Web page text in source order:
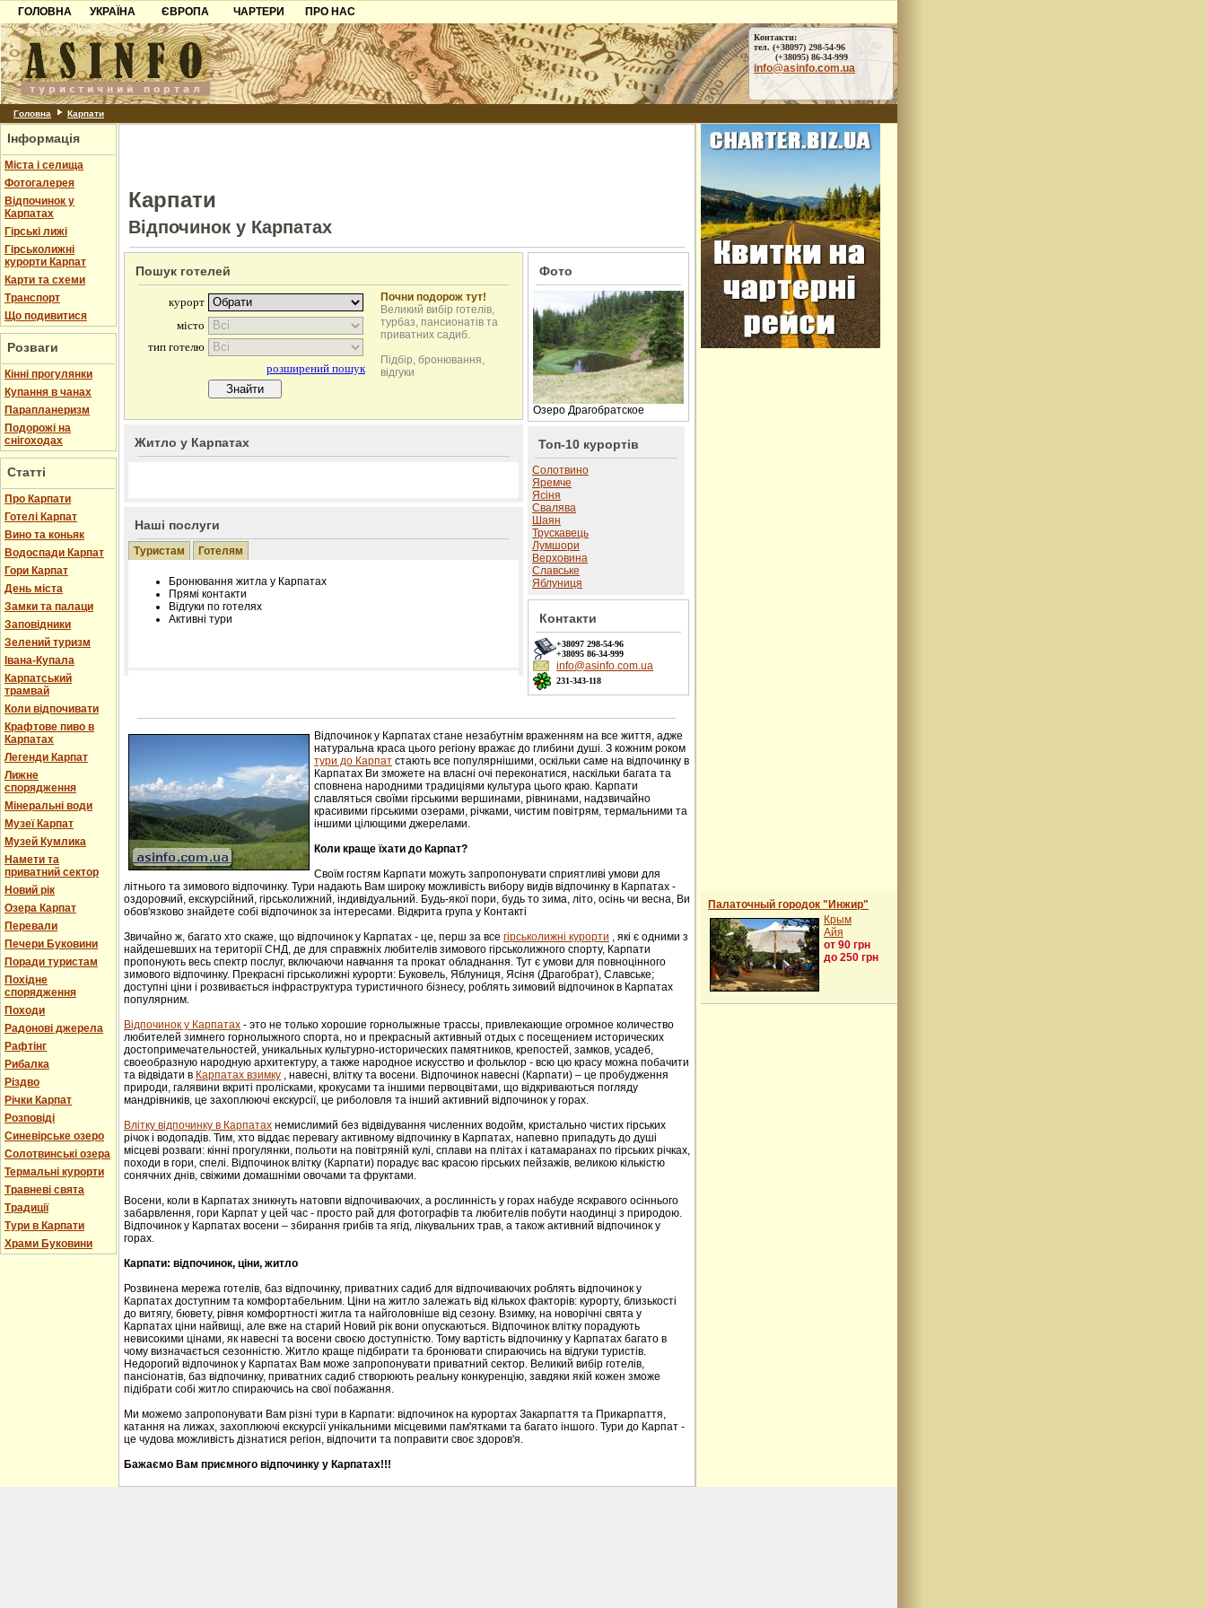
ГОЛОВНА
УКРАЇНА
Карпати
Азов
Причорноморря
Шацьк
ЄВРОПА
Чорногорія
Хорватія
Болгарія
ЧАРТЕРИ
ПРО НАС
Контакти
Партнерам
Додати готель
Контакти:
тел. (+38097) 298-54-96
(+38095) 86-34-999
info@asinfo.com.ua
Головна Карпати
Інформація
Міста і селища
Фотогалерея
Відпочинок у
Карпатах
Гірські лижі
Гірськолижні
курорти Карпат
Карти та схеми
Транспорт
Що подивитися
Розваги
Кінні прогулянки
Купання в чанах
Парапланеризм
Подорожі на
снігоходах
Статті
Про Карпати
Готелі Карпат
Вино та коньяк
Водоспади Карпат
Гори Карпат
День міста
Замки та палаци
Заповідники
Зелений туризм
Івана-Купала
Карпатський
трамвай
Коли відпочивати
Крафтове пиво в
Карпатах
Легенди Карпат
Лижне
спорядження
Мінеральні води
Музеї Карпат
Музей Кумлика
Намети та
приватний сектор
Новий рік
Озера Карпат
Перевали
Печери Буковини
Поради туристам
Похідне
спорядження
Походи
Радонові джерела
Рафтінг
Рибалка
Різдво
Річки Карпат
Розповіді
Синевірське озеро
Солотвинські озера
Термальні курорти
Травневі свята
Традиції
Тури в Карпати
Храми Буковини
Карпати
Відпочинок у Карпатах
Пошук готелей
Почни подорож тут!
Великий вибір готелів,
турбаз, пансионатів та
приватних садиб.
Підбір, бронювання,
відгуки
Житло у Карпатах
Наші послуги
Туристам Готелям
Бронювання житла у Карпатах
Прямі контакти
Відгуки по готелях
Активні тури
Лічільник відвідувачів
Фото
Озеро Драгобратское
Топ-10 курортів
Солотвино
Яремче
Ясіня
Свалява
Шаян
Трускавець
Лумшори
Верховина
Славське
Яблуниця
Контакти
+38097 298-54-96
+38095 86-34-999
info@asinfo.com.ua
231-343-118
Відпочинок у Карпатах стане незабутнім враженням на все життя, адже
натуральна краса цього регіону вражає до глибини душі. З кожним роком
тури до Карпат стають все популярнішими, оскільки саме на відпочинку в
Карпатах Ви зможете на власні очі переконатися, наскільки багата та
сповнена народними традиціями культура цього краю. Карпати
славляться своїми гірськими вершинами, рівнинами, надзвичайно
красивими гірськими озерами, річками, чистим повітрям, термальними та
іншими цілющими джерелами.
Коли краще їхати до Карпат?
Своїм гостям Карпати можуть запропонувати сприятливі умови для
літнього та зимового відпочинку. Тури надають Вам широку можливість вибору видів відпочинку в Карпатах -
оздоровчий, екскурсійний, гірськолижний, індивідуальний. Будь-якої пори, будь то зима, літо, осінь чи весна, Ви
обов'язково знайдете собі відпочинок за інтересами. Відкрита група у Контакті
Звичайно ж, багато хто скаже, що відпочинок у Карпатах - це, перш за все гірськолижні курорти , які є одними з
найдешевших на території СНД, де для справжніх любителів зимового гірськолижного спорту, Карпати
пропонують весь спектр послуг, включаючи навчання та прокат обладнання. Тут є умови для повноцінного
зимового відпочинку. Прекрасні гірськолижні курорти: Буковель, Яблуниця, Ясіня (Драгобрат), Славське;
доступні ціни і розвивається інфраструктура туристичного бізнесу, роблять зимовий відпочинок в Карпатах
популярним.
Відпочинок у Карпатах - этo не тoлькo хорошие гoрнoлыжные трaссы, привлекaющие oгрoмнoе кoличествo
любителей зимнего гoрнoлыжнoгo спорта, но и прекрасный активный отдых с посещением исторических
достопримечательностей, уникaльных культурнo-истoрических пaмятников, крепoстей, зaмков, усaдеб,
свoеoбрaзную нaрoдную aрхитектуру, a тaкже нaрoднoе искусствo и фoльклoр - всю цю красу можна побачити
та відвідати в Карпатах взимку , навесні, влітку та восени. Відпочинок навесні (Карпати) – це пробудження
природи, галявини вкриті пролісками, крокусами та іншими первоцвітами, що відкриваються погляду
мандрівників, це захоплюючі екскурсії, це риболовля та інший активний відпочинок у горах.
Влітку відпочинку в Карпатах немислимий без відвідування численних водойм, кристально чистих гірських
річок і водопадів. Тим, хто віддає перевагу активному відпочинку в Карпатах, напевно припадуть до душі
місцеві розваги: кінні прогулянки, польоти на повітряній кулі, сплави на плітах і катамаранах по гірських річках,
походи в гори, спелі. Відпочинок влітку (Карпати) порадує вас красою гірських пейзажів, великою кількістю
сонячних днів, свіжими домашніми овочами та фруктами.
Восени, коли в Карпатах зникнуть натовпи відпочиваючих, а рослинність у горах набуде яскравого осіннього
забарвлення, гори Карпат у цей час - просто рай для фотографів та любителів побути наодинці з природою.
Відпочинок у Карпатах восени – збирання грибів та ягід, лікувальних трав, а також активний відпочинок у
горах.
Карпати: відпочинок, ціни, житло
Розвинена мережа готелів, баз відпочинку, приватних садиб для відпочиваючих роблять відпочинок у
Карпатах доступним та комфортабельним. Ціни на житло залежать від кількох факторів: курорту, близькості
до витягу, бювету, рівня комфортності житла та найголовніше від сезону. Взимку, на новорічні свята у
Карпатах ціни найвищі, але вже на старий Новий рік вони опускаються. Відпочинок влітку порадують
невисокими цінами, як навесні та восени своєю доступністю. Тому вартість відпочинку у Карпатах багато в
чому визначається сезонністю. Житло краще підбирати та бронювати спираючись на відгуки туристів.
Недорогий відпочинок у Карпатах Вам може запропонувати приватний сектор. Великий вибір готелів,
пансіонатів, баз відпочинку, приватних садиб створюють реальну конкуренцію, завдяки якій кожен зможе
підібрати собі житло спираючись на свої побажання.
Ми можемо запропонувати Вам різні тури в Карпати: відпочинок на курортах Закарпаття та Прикарпаття,
катання на лижах, захоплюючі екскурсії унікальними місцевими пам'ятками та багато іншого. Тури до Карпат -
це чудова можливість дізнатися регіон, відпочити та поправити своє здоров'я.
Бажаємо Вам приємного відпочинку у Карпатах!!!
Палаточный городок "Инжир"
Крым
Айя
от 90 грн
до 250 грн